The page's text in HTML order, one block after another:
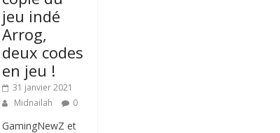
jeu indé
Arrog,
deux codes
en jeu !
31 janvier 2021
Midnailah
0
GamingNewZ et